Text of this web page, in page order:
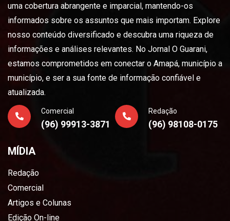
uma cobertura abrangente e imparcial, mantendo-os
informados sobre os assuntos que mais importam. Explore
nosso conteúdo diversificado e descubra uma riqueza de
informações e análises relevantes. No Jornal O Guarani,
estamos comprometidos em conectar o Amapá, município a
município, e ser a sua fonte de informação confiável e
atualizada.
Comercial
(96) 99913-3871
Redação
(96) 98108-0175
MÍDIA
Redação
Comercial
Artigos e Colunas
Edição On-line